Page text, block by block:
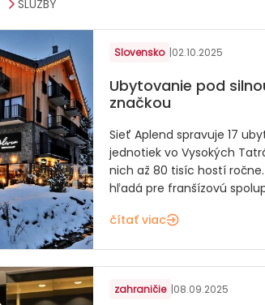
SLUŽBY
Slovensko |02.10.2025
Ubytovanie pod
značkou
Sieť Aplend spravuje 17
jednotiek vo Vysokých
nich až 80 tisíc hostí
hľadá pre franšízovú
čítať viac
zahraničie |08.09.2025